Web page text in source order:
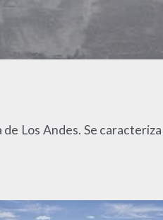
Los Andes. Se